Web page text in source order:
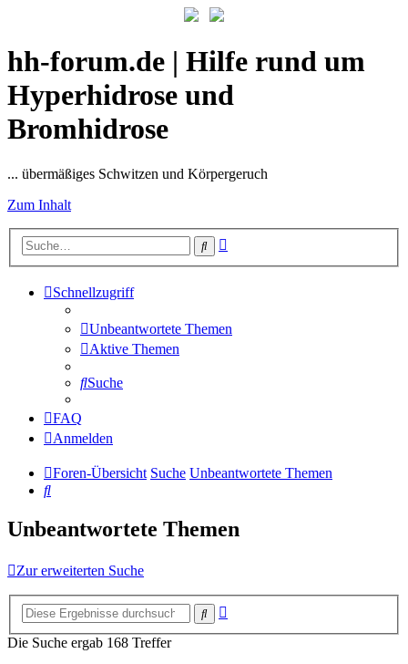
hh-forum.de | Hilfe rund um
Hyperhidrose und
Bromhidrose
... übermäßiges Schwitzen und Körpergeruch
Zum Inhalt
Suche
Schnellzugriff
Unbeantwortete Themen
Aktive Themen
Suche
FAQ
Anmelden
Foren-Übersicht Suche Unbeantwortete Themen
Suche
Unbeantwortete Themen
Zur erweiterten Suche
Suche
Die Suche ergab 168 Treffer